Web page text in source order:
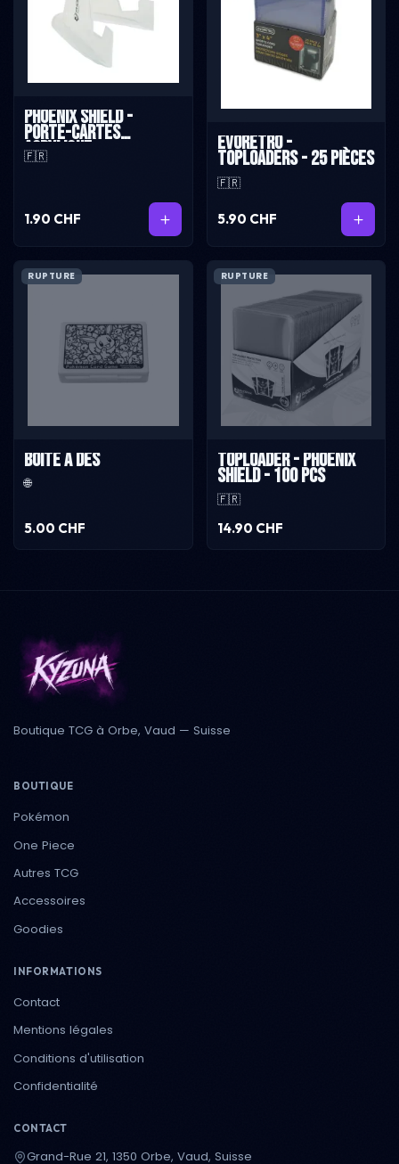
Phoenix Shield -
Porte-cartes
Acrylique
🇫🇷
1.90 CHF
Evoretro -
Toploaders - 25 pièces
🇫🇷
5.90 CHF
RUPTURE
Boîte à dés
🌐
5.00 CHF
RUPTURE
Toploader - Phoenix
Shield - 100 pcs
🇫🇷
14.90 CHF
Boutique TCG à Orbe, Vaud — Suisse
BOUTIQUE
Pokémon
One Piece
Autres TCG
Accessoires
Goodies
INFORMATIONS
Contact
Mentions légales
Conditions d'utilisation
Confidentialité
CONTACT
Grand-Rue 21, 1350 Orbe, Vaud, Suisse